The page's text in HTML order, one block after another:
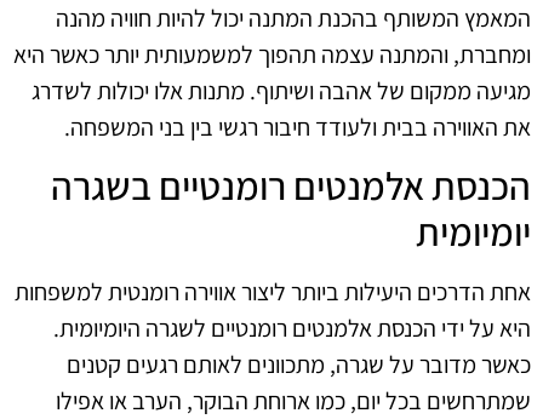
המאמץ המשותף בהכנת המתנה יכול להיות חוויה מהנה
ומחברת, והמתנה עצמה תהפוך למשמעותית יותר כאשר היא
מגיעה ממקום של אהבה ושיתוף. מתנות אלו יכולות לשדרג
את האווירה בבית ולעודד חיבור רגשי בין בני המשפחה.
הכנסת אלמנטים רומנטיים בשגרה
יומיומית
אחת הדרכים היעילות ביותר ליצור אווירה רומנטית למשפחות
היא על ידי הכנסת אלמנטים רומנטיים לשגרה היומיומית.
כאשר מדובר על שגרה, מתכוונים לאותם רגעים קטנים
שמתרחשים בכל יום, כמו ארוחת הבוקר, הערב או אפילו